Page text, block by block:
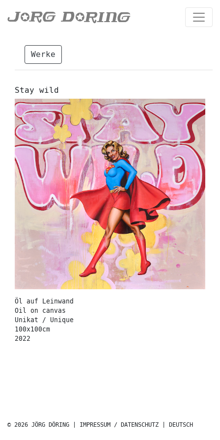
Werke
Stay wild
Öl auf Leinwand
Oil on canvas
Unikat / Unique
100x100cm
2022
© 2026 JÖRG DÖRING | IMPRESSUM / DATENSCHUTZ DEUTSCH